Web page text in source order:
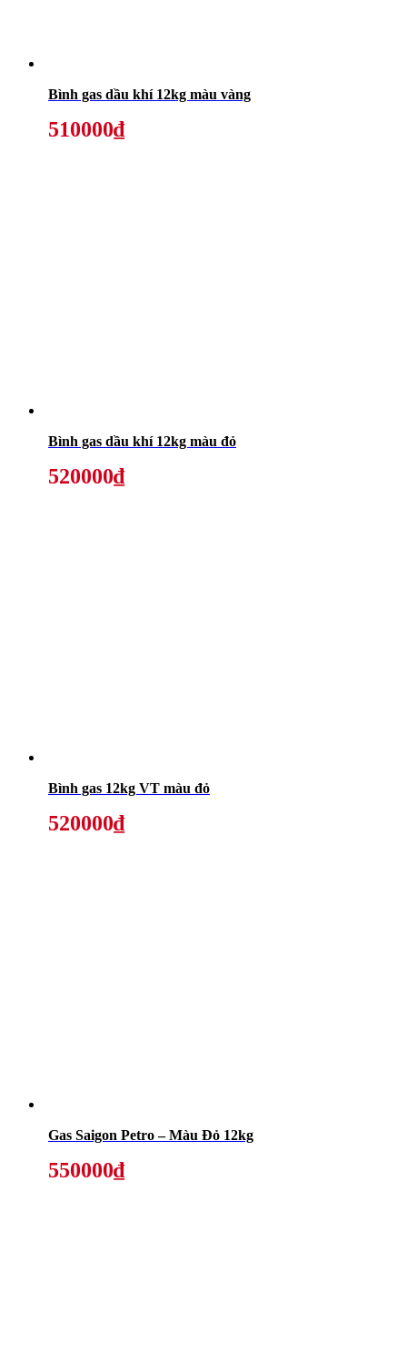
Bình gas dầu khí 12kg màu vàng
510000₫
Bình gas dầu khí 12kg màu đỏ
520000₫
Bình gas 12kg VT màu đỏ
520000₫
Gas Saigon Petro – Màu Đỏ 12kg
550000₫